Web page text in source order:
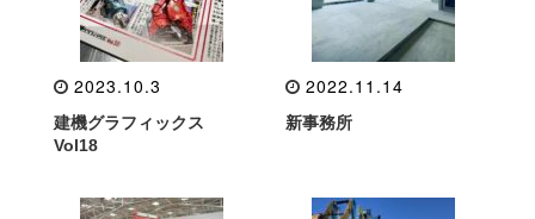
2023.10.3
建機グラフィックス
Vol18
2022.11.14
新事務所